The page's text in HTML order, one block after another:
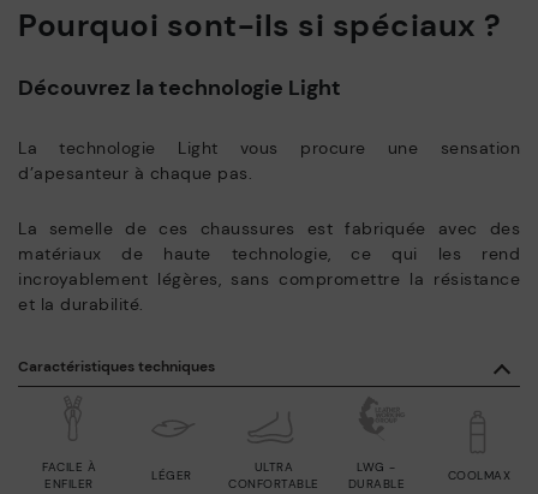
Pourquoi sont-ils si spéciaux ?
Découvrez la technologie Light
La technologie Light vous procure une sensation
d’apesanteur à chaque pas.
La semelle de ces chaussures est fabriquée avec des
matériaux de haute technologie, ce qui les rend
incroyablement légères, sans compromettre la résistance
et la durabilité.
Caractéristiques techniques
LÉGER
FACILE À
ENFILER
ULTRA
CONFORTABLE
LWG -
DURABLE
COOLMAX